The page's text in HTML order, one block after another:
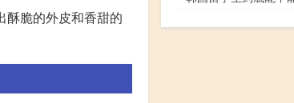
酥脆的外皮和香甜的